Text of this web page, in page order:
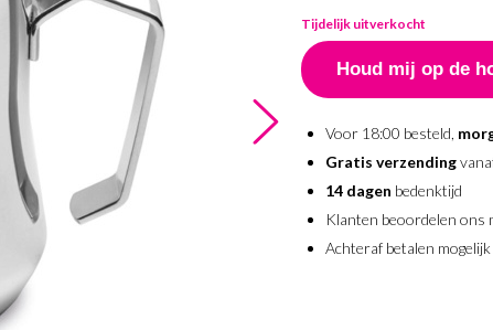
Tijdelijk uitverkocht
Houd mij op de
Voor 18:00 besteld,
Gratis verzending
14 dagen bedenktijd
Klanten beoordelen ons
Achteraf betalen mogelijk